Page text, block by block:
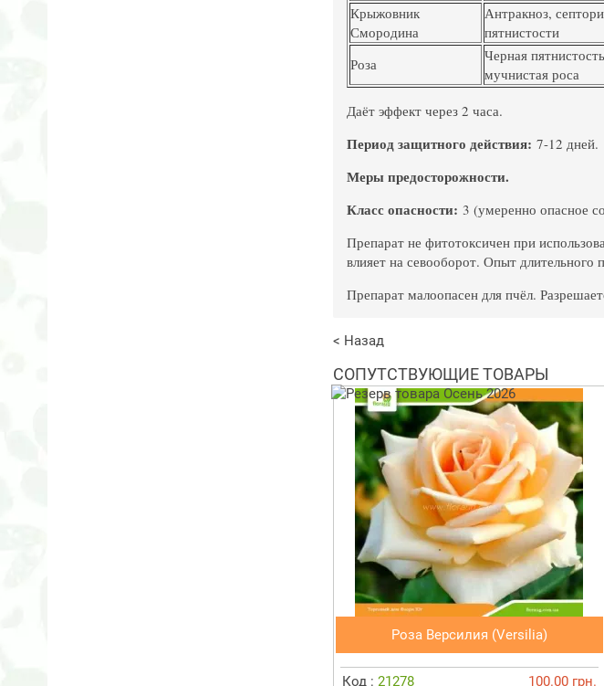
Крыжовник
Смородина
Антракноз,
пятнистости
Роза
Черная
мучнистая роса
Даёт эффект через 2 часа.
Период защитного действия: 7-12 дней.
Меры предосторожности.
Класс опасности: 3 (умеренно опасное
Препарат не фитотоксичен при
влияет на севооборот. Опыт длительного
Препарат малоопасен для пчёл.
< Назад
СОПУТСТВУЮЩИЕ ТОВАРЫ
Роза Версилия (Versilia)
Код : 21278 100.00 грн.